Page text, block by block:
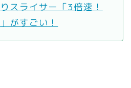
スライサー「3倍速！
がすごい！